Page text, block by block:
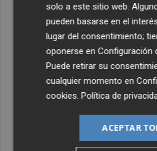
solo a este sitio web.
pueden basarse en el
lugar del consentimiento;
oponerse enConfiguración
Puede retirar su
cualquier momento en
cookies .Política de
ACEPTAR